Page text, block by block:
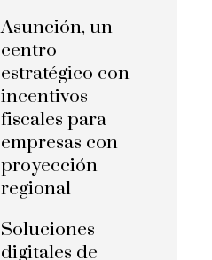
Asunción, un
centro
estratégico con
incentivos
fiscales para
empresas con
proyección
regional
Soluciones
digitales de